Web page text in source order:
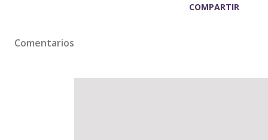
COMPARTIR
Comentarios